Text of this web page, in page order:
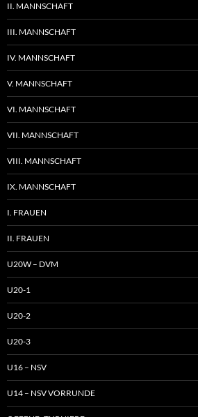
II. MANNSCHAFT
III. MANNSCHAFT
IV. MANNSCHAFT
V. MANNSCHAFT
VI. MANNSCHAFT
VII. MANNSCHAFT
VIII. MANNSCHAFT
IX. MANNSCHAFT
I. FRAUEN
II. FRAUEN
U20W – DVM
U20-1
U20-2
U20-3
U16 – NSV
U14 – NSV VORRUNDE